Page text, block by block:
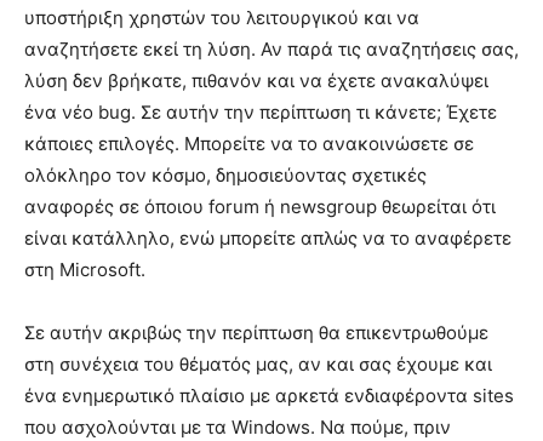
υποστήριξη χρηστών του λειτουργικού και να
αναζητήσετε εκεί τη λύση. Αν παρά τις αναζητήσεις σας,
λύση δεν βρήκατε, πιθανόν και να έχετε ανακαλύψει
ένα νέο bug. Σε αυτήν την περίπτωση τι κάνετε; Έχετε
κάποιες επιλογές. Μπορείτε να το ανακοινώσετε σε
ολόκληρο τον κόσμο, δημοσιεύοντας σχετικές
αναφορές σε όποιου forum ή newsgroup θεωρείται ότι
είναι κατάλληλο, ενώ μπορείτε απλώς να το αναφέρετε
στη Microsoft.
Σε αυτήν ακριβώς την περίπτωση θα επικεντρωθούμε
στη συνέχεια του θέματός μας, αν και σας έχουμε και
ένα ενημερωτικό πλαίσιο με αρκετά ενδιαφέροντα sites
που ασχολούνται με τα Windows. Να πούμε, πριν